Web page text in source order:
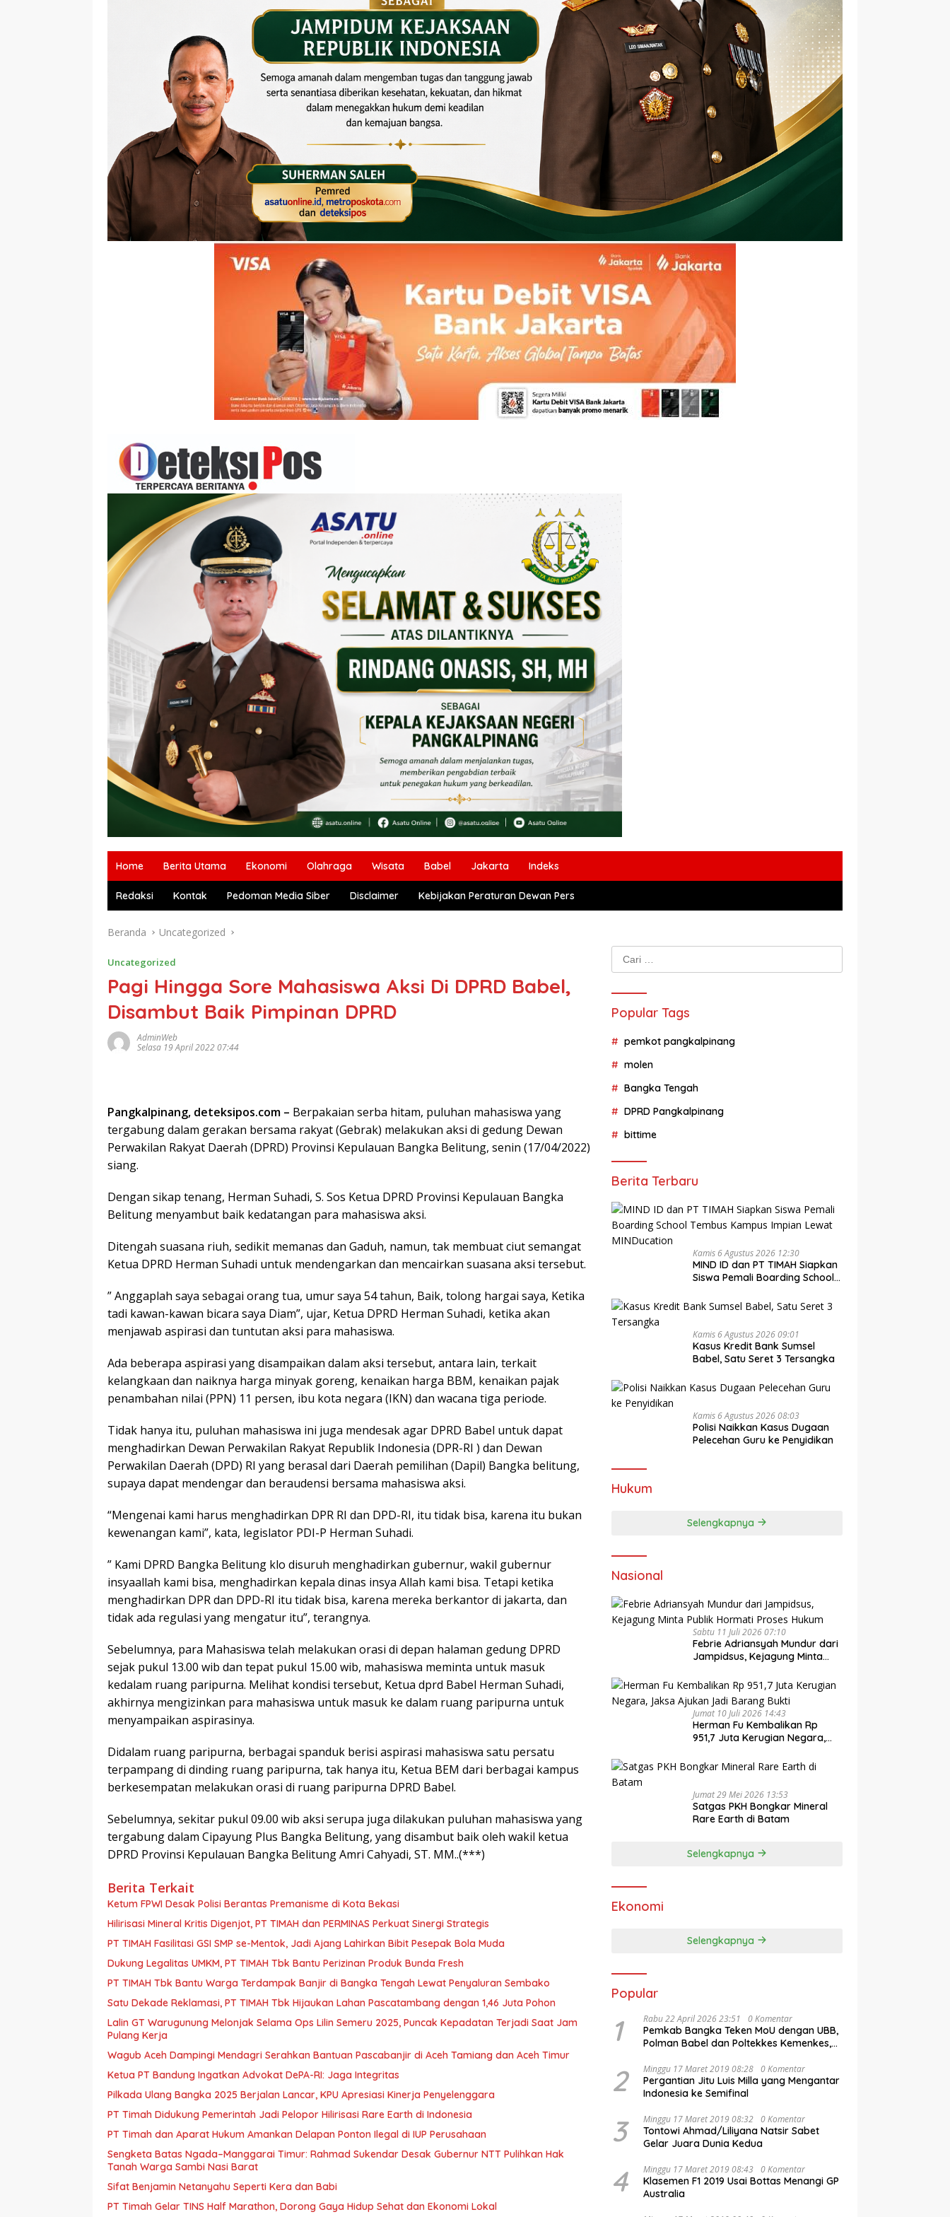
Home Berita Utama Ekonomi Olahraga Wisata Babel Jakarta Indeks
Redaksi Kontak Pedoman Media Siber Disclaimer Kebijakan Peraturan Dewan Pers
Beranda Uncategorized
Uncategorized
Pagi Hingga Sore Mahasiswa Aksi Di DPRD Babel,
Disambut Baik Pimpinan DPRD
AdminWeb
Selasa 19 April 2022 07:44
Pangkalpinang, deteksipos.com – Berpakaian serba hitam, puluhan mahasiswa yang
tergabung dalam gerakan bersama rakyat (Gebrak) melakukan aksi di gedung Dewan
Perwakilan Rakyat Daerah (DPRD) Provinsi Kepulauan Bangka Belitung, senin (17/04/2022)
siang.
Dengan sikap tenang, Herman Suhadi, S. Sos Ketua DPRD Provinsi Kepulauan Bangka
Belitung menyambut baik kedatangan para mahasiswa aksi.
Ditengah suasana riuh, sedikit memanas dan Gaduh, namun, tak membuat ciut semangat
Ketua DPRD Herman Suhadi untuk mendengarkan dan mencairkan suasana aksi tersebut.
” Anggaplah saya sebagai orang tua, umur saya 54 tahun, Baik, tolong hargai saya, Ketika
tadi kawan-kawan bicara saya Diam”, ujar, Ketua DPRD Herman Suhadi, ketika akan
menjawab aspirasi dan tuntutan aksi para mahasiswa.
Ada beberapa aspirasi yang disampaikan dalam aksi tersebut, antara lain, terkait
kelangkaan dan naiknya harga minyak goreng, kenaikan harga BBM, kenaikan pajak
penambahan nilai (PPN) 11 persen, ibu kota negara (IKN) dan wacana tiga periode.
Tidak hanya itu, puluhan mahasiswa ini juga mendesak agar DPRD Babel untuk dapat
menghadirkan Dewan Perwakilan Rakyat Republik Indonesia (DPR-RI ) dan Dewan
Perwakilan Daerah (DPD) RI yang berasal dari Daerah pemilihan (Dapil) Bangka belitung,
supaya dapat mendengar dan beraudensi bersama mahasiswa aksi.
“Mengenai kami harus menghadirkan DPR RI dan DPD-RI, itu tidak bisa, karena itu bukan
kewenangan kami”, kata, legislator PDI-P Herman Suhadi.
” Kami DPRD Bangka Belitung klo disuruh menghadirkan gubernur, wakil gubernur
insyaallah kami bisa, menghadirkan kepala dinas insya Allah kami bisa. Tetapi ketika
menghadirkan DPR dan DPD-RI itu tidak bisa, karena mereka berkantor di jakarta, dan
tidak ada regulasi yang mengatur itu”, terangnya.
Sebelumnya, para Mahasiswa telah melakukan orasi di depan halaman gedung DPRD
sejak pukul 13.00 wib dan tepat pukul 15.00 wib, mahasiswa meminta untuk masuk
kedalam ruang paripurna. Melihat kondisi tersebut, Ketua dprd Babel Herman Suhadi,
akhirnya mengizinkan para mahasiswa untuk masuk ke dalam ruang paripurna untuk
menyampaikan aspirasinya.
Didalam ruang paripurna, berbagai spanduk berisi aspirasi mahasiswa satu persatu
terpampang di dinding ruang paripurna, tak hanya itu, Ketua BEM dari berbagai kampus
berkesempatan melakukan orasi di ruang paripurna DPRD Babel.
Sebelumnya, sekitar pukul 09.00 wib aksi serupa juga dilakukan puluhan mahasiswa yang
tergabung dalam Cipayung Plus Bangka Belitung, yang disambut baik oleh wakil ketua
DPRD Provinsi Kepulauan Bangka Belitung Amri Cahyadi, ST. MM..(***)
Berita Terkait
Ketum FPWI Desak Polisi Berantas Premanisme di Kota Bekasi
Hilirisasi Mineral Kritis Digenjot, PT TIMAH dan PERMINAS Perkuat Sinergi Strategis
PT TIMAH Fasilitasi GSI SMP se-Mentok, Jadi Ajang Lahirkan Bibit Pesepak Bola Muda
Dukung Legalitas UMKM, PT TIMAH Tbk Bantu Perizinan Produk Bunda Fresh
PT TIMAH Tbk Bantu Warga Terdampak Banjir di Bangka Tengah Lewat Penyaluran Sembako
Satu Dekade Reklamasi, PT TIMAH Tbk Hijaukan Lahan Pascatambang dengan 1,46 Juta Pohon
Lalin GT Warugunung Melonjak Selama Ops Lilin Semeru 2025, Puncak Kepadatan Terjadi Saat Jam
Pulang Kerja
Wagub Aceh Dampingi Mendagri Serahkan Bantuan Pascabanjir di Aceh Tamiang dan Aceh Timur
Ketua PT Bandung Ingatkan Advokat DePA-RI: Jaga Integritas
Pilkada Ulang Bangka 2025 Berjalan Lancar, KPU Apresiasi Kinerja Penyelenggara
PT Timah Didukung Pemerintah Jadi Pelopor Hilirisasi Rare Earth di Indonesia
PT Timah dan Aparat Hukum Amankan Delapan Ponton Ilegal di IUP Perusahaan
Sengketa Batas Ngada–Manggarai Timur: Rahmad Sukendar Desak Gubernur NTT Pulihkan Hak
Tanah Warga Sambi Nasi Barat
Sifat Benjamin Netanyahu Seperti Kera dan Babi
PT Timah Gelar TINS Half Marathon, Dorong Gaya Hidup Sehat dan Ekonomi Lokal
Popular Tags
pemkot pangkalpinang
molen
Bangka Tengah
DPRD Pangkalpinang
bittime
Berita Terbaru
Kamis 6 Agustus 2026 12:30
MIND ID dan PT TIMAH Siapkan
Siswa Pemali Boarding School
MINDucation
Kamis 6 Agustus 2026 09:01
Kasus Kredit Bank Sumsel
Babel, Satu Seret 3 Tersangka
Kamis 6 Agustus 2026 08:03
Polisi Naikkan Kasus Dugaan
Pelecehan Guru ke Penyidikan
Hukum
Selengkapnya
Nasional
Sabtu 11 Juli 2026 07:10
Febrie Adriansyah Mundur dari
Jampidsus, Kejagung Minta
Jumat 10 Juli 2026 14:43
Herman Fu Kembalikan Rp
951,7 Juta Kerugian Negara,
Bukti
Jumat 29 Mei 2026 13:53
Satgas PKH Bongkar Mineral
Selengkapnya
Ekonomi
Selengkapnya
Popular
1 Rabu 22 April 2026 23:51 0 Komentar
Pemkab Bangka Teken MoU dengan UBB,
Polman Babel dan Poltekkes Kemenkes,
2 Minggu 17 Maret 2019 08:28 0 Komentar
Pergantian Jitu Luis Milla yang Mengantar
Indonesia ke Semifinal
3 Minggu 17 Maret 2019 08:32 0 Komentar
Tontowi Ahmad/Liliyana Natsir Sabet
Gelar Juara Dunia Kedua
4 Minggu 17 Maret 2019 08:43 0 Komentar
Klasemen F1 2019 Usai Bottas Menangi GP
Australia